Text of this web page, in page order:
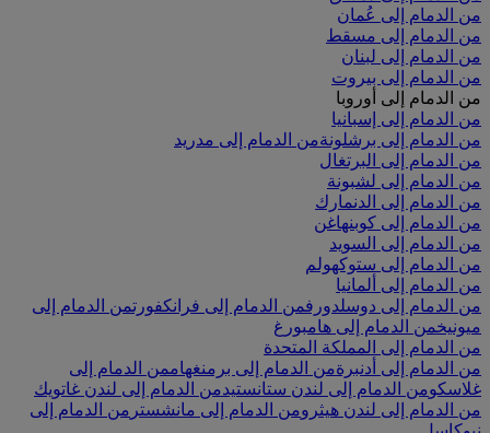
من الدمام إلى عُمان
من الدمام إلى مسقط
من الدمام إلى لبنان
من الدمام إلى بيروت
من الدمام إلى أوروبا
من الدمام إلى إسبانيا
من الدمام إلى برشلونةمن الدمام إلى مدريد
من الدمام إلى البرتغال
من الدمام إلى لشبونة
من الدمام إلى الدنمارك
من الدمام إلى كوبنهاغن
من الدمام إلى السويد
من الدمام إلى ستوكهولم
من الدمام إلى ألمانيا
من الدمام إلى دوسلدورفمن الدمام إلى فرانكفورتمن الدمام إلى
ميونيخمن الدمام إلى هامبورغ
من الدمام إلى المملكة المتحدة
من الدمام إلى أدنبرةمن الدمام إلى برمنغهاممن الدمام إلى
غلاسكومن الدمام إلى لندن ستانستيدمن الدمام إلى لندن غاتويك
من الدمام إلى لندن هيثرومن الدمام إلى مانشستر من الدمام إلى